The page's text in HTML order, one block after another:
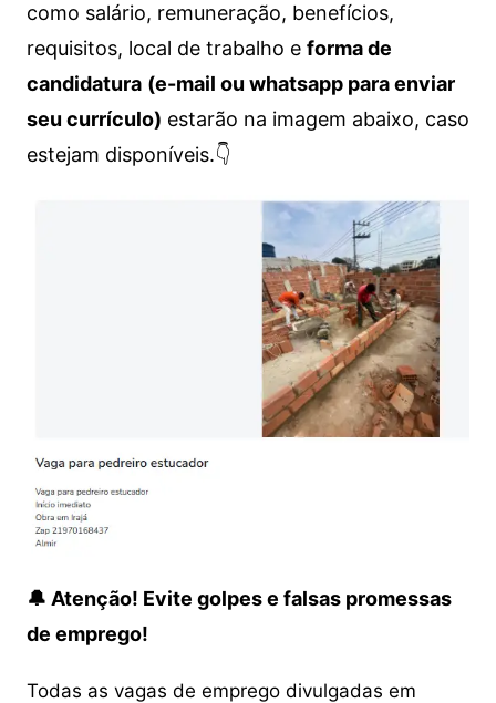
como salário, remuneração, benefícios,
requisitos, local de trabalho e forma de
candidatura (e-mail ou whatsapp para enviar
seu currículo) estarão na imagem abaixo, caso
estejam disponíveis.👇
🔔 Atenção! Evite golpes e falsas promessas
de emprego!
Todas as vagas de emprego divulgadas em